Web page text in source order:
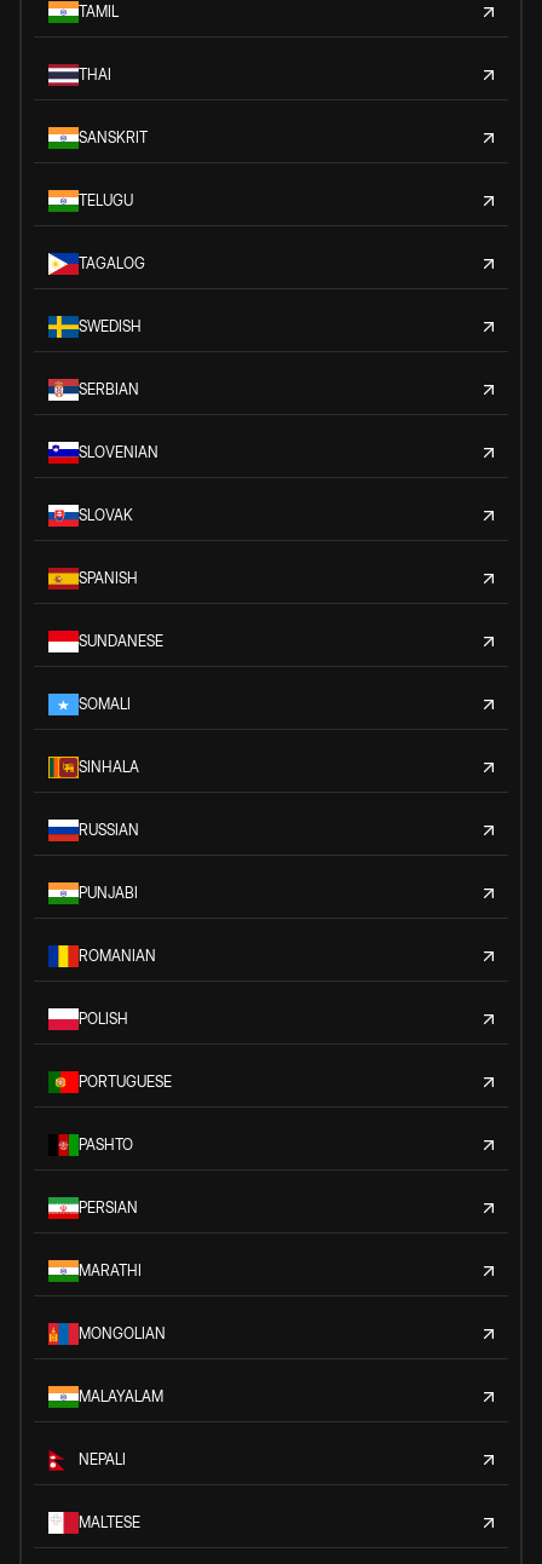
TAMIL
THAI
SANSKRIT
TELUGU
TAGALOG
SWEDISH
SERBIAN
SLOVENIAN
SLOVAK
SPANISH
SUNDANESE
SOMALI
SINHALA
RUSSIAN
PUNJABI
ROMANIAN
POLISH
PORTUGUESE
PASHTO
PERSIAN
MARATHI
MONGOLIAN
MALAYALAM
NEPALI
MALTESE